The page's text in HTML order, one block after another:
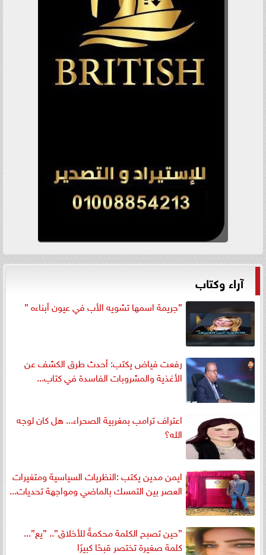
آراء وكتاب
”جريمة اسمها تشويه الأب في عيون أبناءه ”
رفعت فياض يكتب: أحدث طرق الكشف عن
الأغذية والمشروبات الفاسدة في كتاب...
اعتراف ترامب بمغربية الصحراء... هل كان لوجه
الله؟
ايمن مدين يكتب :النظريات السياسية ومتغيرات
العصر بين التمسك بالماضي ومواجهة تحديات...
”حين تصبح الكلمة محكمةً للأخلاق”.. ”يع”...
كلمة صغيرة تختصر قبحًا كبيرًا